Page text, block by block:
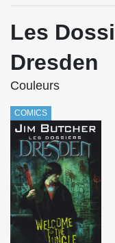
Les
Dresden
Couleurs
COMICS